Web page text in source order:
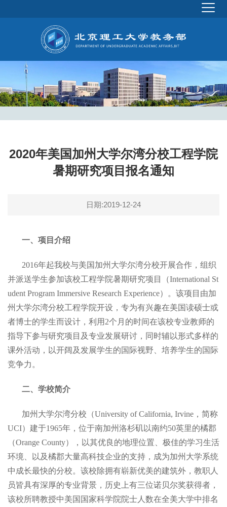
2020年美国加州大学尔湾分校工程学院
暑期研究项目报名通知
日期:2019-12-24
一、项目介绍
2016年起我校与美国加州大学尔湾分校开展合作，组织
并派送学生参加该校工程学院暑期研究项目（International St
udent Program Immersive Research Experience）。该项目由加
州大学尔湾分校工程学院开设，专为有兴趣在美国读硕士或
者博士的学生而设计，利用2个月的时间在该校专业教师的
指导下参与研究项目及专业发展研讨，同时辅以形式多样的
课外活动，以开阔及发展学生的国际视野、培养学生的国际
竞争力。
二、学校简介
加州大学尔湾分校（University of California, Irvine，简称
UCI）建于1965年，位于南加州洛杉矶以南约50英里的橘郡
（Orange County），以其优良的地理位置、极佳的学习生活
环境、以及橘郡大量高科技企业的支持，成为加州大学系统
中成长最快的分校。该校除拥有崭新优美的建筑外，教职人
员皆具有深厚的专业背景，历史上有三位诺贝尔奖获得者，
该校所聘教授中美国国家科学院院士人数在全美大学中排名